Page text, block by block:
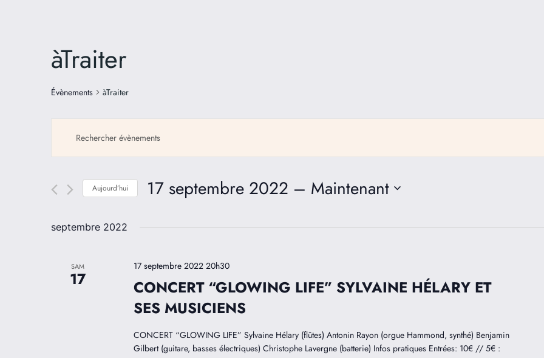
àTraiter
Évènements àTraiter
Recherche
navigation
de
Évènements
Saisir
Rechercher
par
Aujourd’hui 17 septembre 2022 – Maintenant
une
septembre 2022
SAM
17
17 septembre 2022 20h30
CONCERT “GLOWING LIFE” SYLVAINE HÉLARY ET
SES MUSICIENS
CONCERT “GLOWING LIFE” Sylvaine Hélary (flûtes) Antonin Rayon (orgue Hammond, synthé) Benjamin
Gilbert (guitare, basses électriques) Christophe Lavergne (batterie) Infos pratiques Entrées: 10€ // 5€ :